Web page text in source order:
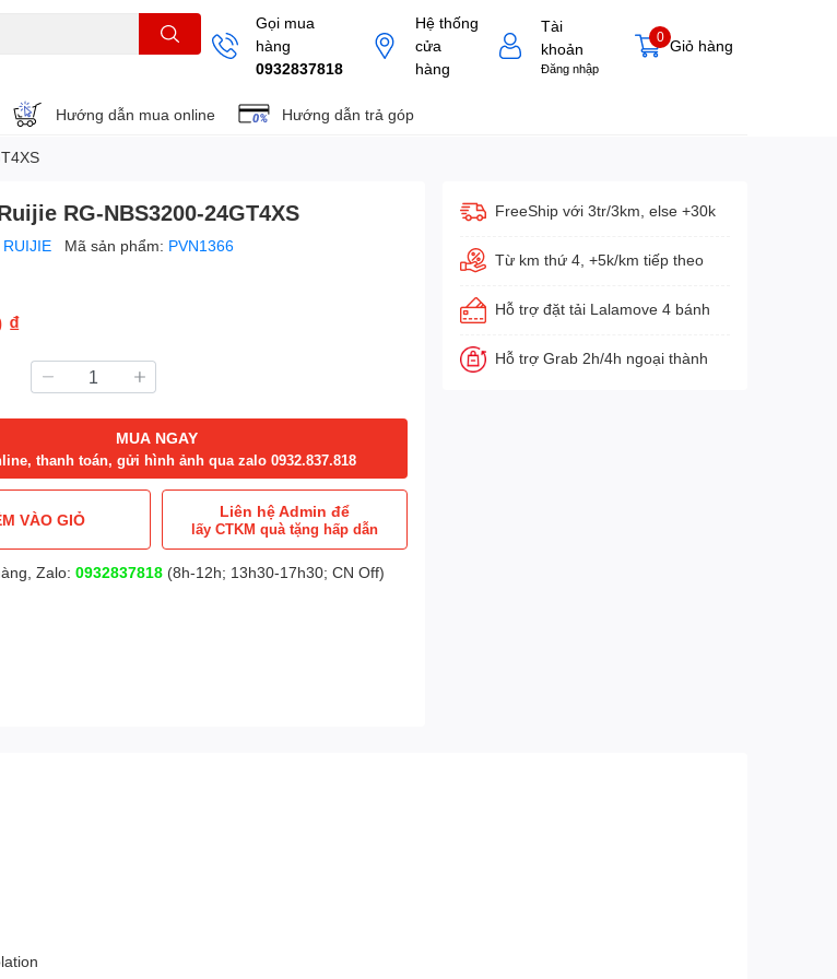
Gọi mua
hàng
0932837818
Hệ thống
cửa
hàng
Tài
khoản
Đăng nhập
Giỏ hàng
0
Hướng dẫn mua online Hướng dẫn trả góp
RG-NBS3200-24GT4XS
RUIJIE Mã sản phẩm: PVN1366
₫
MUA NGAY
thanh toán, gửi hình ảnh qua zalo 0932.837.818
VÀO GIỎ Liên hệ Admin để
lấy CTKM quà tặng hấp dẫn
Zalo: 0932837818(8h-12h; 13h30-17h30; CN Off)
FreeShip với 3tr/3km, else +30k
Từ km thứ 4, +5k/km tiếp theo
Hỗ trợ đặt tải Lalamove 4 bánh
Hỗ trợ Grab 2h/4h ngoại thành